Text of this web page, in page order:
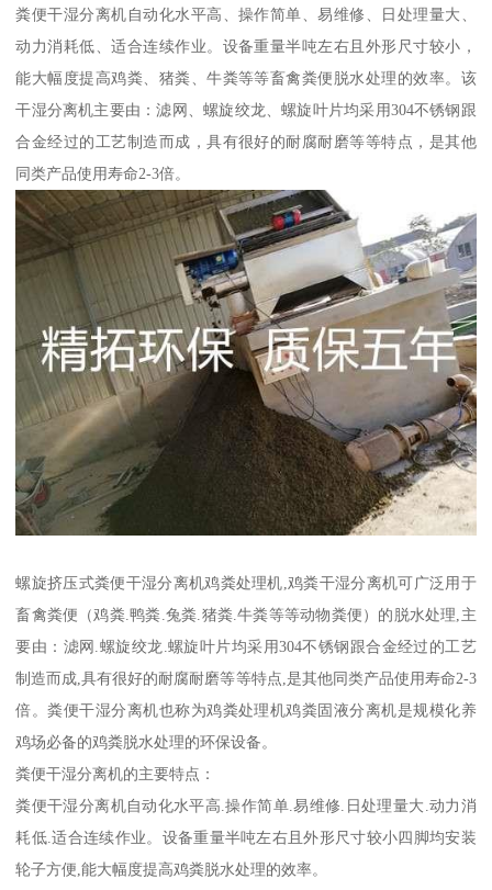
粪便干湿分离机自动化水平高、操作简单、易维修、日处理量大、
动力消耗低、适合连续作业。设备重量半吨左右且外形尺寸较小，
能大幅度提高鸡粪、猪粪、牛粪等等畜禽粪便脱水处理的效率。该
干湿分离机主要由：滤网、螺旋绞龙、螺旋叶片均采用304不锈钢跟
合金经过的工艺制造而成，具有很好的耐腐耐磨等等特点，是其他
同类产品使用寿命2-3倍。
螺旋挤压式粪便干湿分离机鸡粪处理机,鸡粪干湿分离机可广泛用于
畜禽粪便（鸡粪.鸭粪.兔粪.猪粪.牛粪等等动物粪便）的脱水处理,主
要由：滤网.螺旋绞龙.螺旋叶片均采用304不锈钢跟合金经过的工艺
制造而成,具有很好的耐腐耐磨等等特点,是其他同类产品使用寿命2-3
倍。粪便干湿分离机也称为鸡粪处理机鸡粪固液分离机是规模化养
鸡场必备的鸡粪脱水处理的环保设备。
粪便干湿分离机的主要特点：
粪便干湿分离机自动化水平高.操作简单.易维修.日处理量大.动力消
耗低.适合连续作业。设备重量半吨左右且外形尺寸较小四脚均安装
轮子方便,能大幅度提高鸡粪脱水处理的效率。